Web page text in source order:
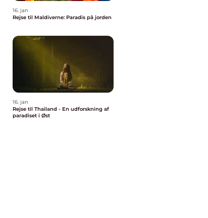
16. jan
Rejse til Maldiverne: Paradis på jorden
16. jan
Rejse til Thailand - En udforskning af
paradiset i Øst